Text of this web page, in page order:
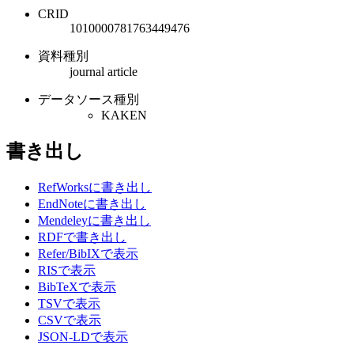
CRID
1010000781763449476
資料種別
journal article
データソース種別
KAKEN
書き出し
RefWorksに書き出し
EndNoteに書き出し
Mendeleyに書き出し
RDFで書き出し
Refer/BibIXで表示
RISで表示
BibTeXで表示
TSVで表示
CSVで表示
JSON-LDで表示